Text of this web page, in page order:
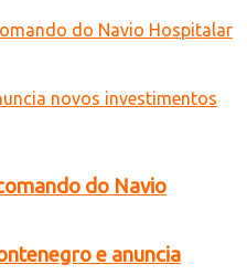
do Navio
e anuncia